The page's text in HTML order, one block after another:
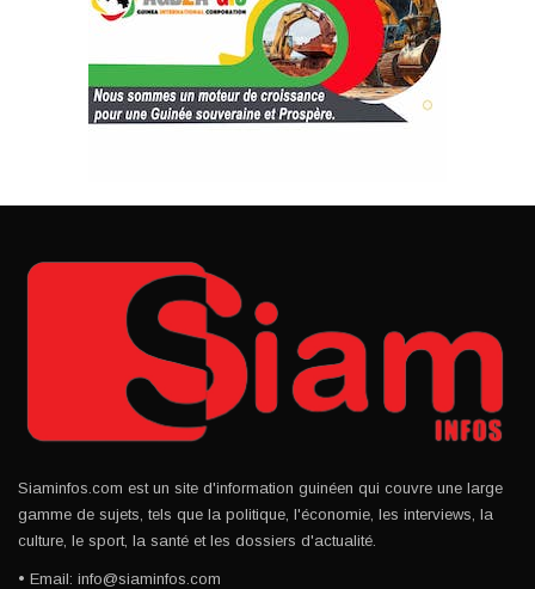
Siaminfos.com est un site d'information guinéen qui couvre une large
gamme de sujets, tels que la politique, l'économie, les interviews, la
culture, le sport, la santé et les dossiers d'actualité.
• Email: info@siaminfos.com